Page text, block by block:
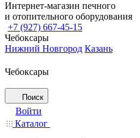
Интернет-магазин печного
и отопительного оборудования
+7 (927) 667-45-15
Чебоксары
Нижний Новгород Казань
Чебоксары
Поиск
Войти
Каталог